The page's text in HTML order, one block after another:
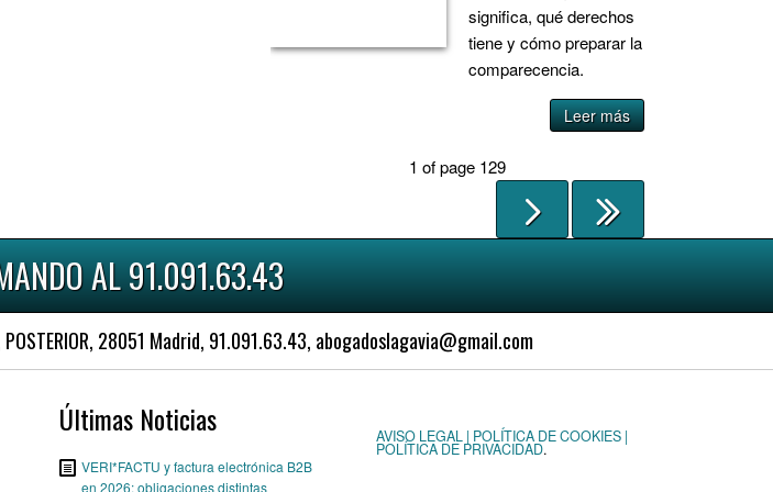
significa, qué derechos
tiene y cómo preparar la
comparecencia.
Leer más
1 of page 129
AL 91.091.63.43
28051 Madrid, 91.091.63.43, abogadoslagavia@gmail.com
Últimas Noticias
VERI*FACTU y factura electrónica B2B
en 2026: obligaciones distintas
AVISO LEGAL | POLÍTICA DE COOKIES |
POLÍTICA DE PRIVACIDAD.